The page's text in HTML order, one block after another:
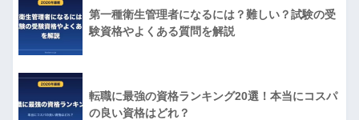
第一種衛生管理者になるには？難しい？試験の受
験資格やよくある質問を解説
転職に最強の資格ランキング20選！本当にコスパ
の良い資格はどれ？